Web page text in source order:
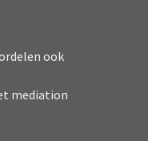
ook
mediation